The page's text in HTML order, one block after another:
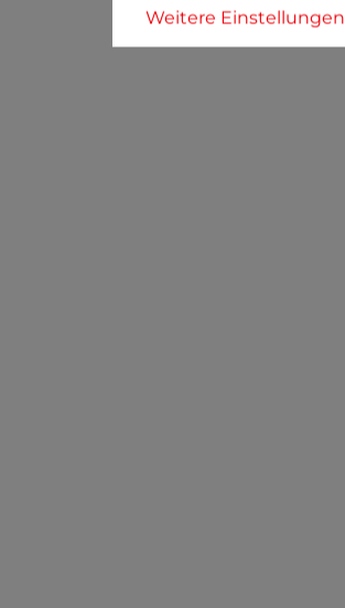
Weitere Einstellungen